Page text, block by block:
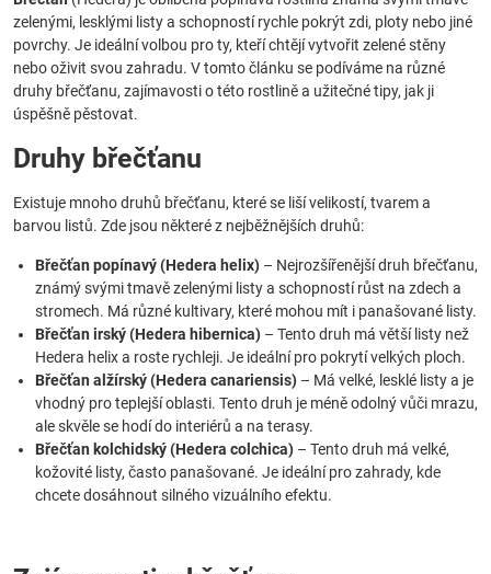
zelenými, lesklými listy a schopností rychle pokrýt zdi, ploty nebo jiné
povrchy. Je ideální volbou pro ty, kteří chtějí vytvořit zelené stěny
nebo oživit svou zahradu. V tomto článku se podíváme na různé
druhy břečťanu, zajímavosti o této rostlině a užitečné tipy, jak ji
úspěšně pěstovat.
Druhy břečťanu
Existuje mnoho druhů břečťanu, které se liší velikostí, tvarem a
barvou listů. Zde jsou některé z nejběžnějších druhů:
Břečťan popínavý (Hedera helix) – Nejrozšířenější druh břečťanu,
známý svými tmavě zelenými listy a schopností růst na zdech a
stromech. Má různé kultivary, které mohou mít i panašované listy.
Břečťan irský (Hedera hibernica) – Tento druh má větší listy než
Hedera helix a roste rychleji. Je ideální pro pokrytí velkých ploch.
Břečťan alžírský (Hedera canariensis) – Má velké, lesklé listy a je
vhodný pro teplejší oblasti. Tento druh je méně odolný vůči mrazu,
ale skvěle se hodí do interiérů a na terasy.
Břečťan kolchidský (Hedera colchica) – Tento druh má velké,
kožovité listy, často panašované. Je ideální pro zahrady, kde
chcete dosáhnout silného vizuálního efektu.